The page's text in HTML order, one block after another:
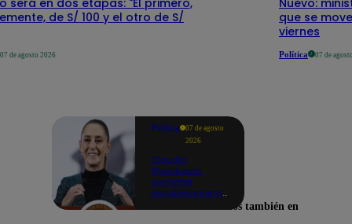
de S/ 100 y el otro de S/
07 de agosto 2026
que se
viernes
Política 07 de
Política
07 de agosto
2026
Claudia
Sheinbaum
confirma
restablecimiento
Encuéntranos también en